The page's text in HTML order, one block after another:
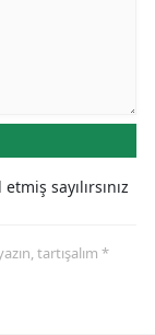
sayılırsınız
tartışalım *